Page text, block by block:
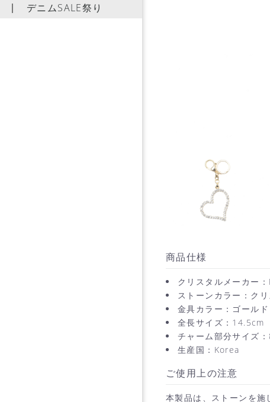
デニムSALE祭り
商品仕様
クリスタルメーカー：
ストーンカラー：ク
金具カラー：ゴールド
全長サイズ：14.5cm
チャーム部分サイズ
生産国：Korea
ご使用上の注意
本製品は、ストーンを